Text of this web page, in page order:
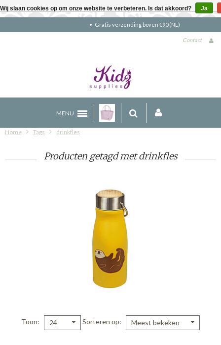
Gratis verzending boven €90 (NL)
Contact
MENU
Home Tags drinkfles
Producten getagd met drinkfles
Toon 24 Sorteren op Meest bekeken
Wij slaan cookies op om onze website te verbeteren. Is dat akkoord? Ja